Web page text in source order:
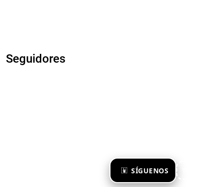
SÍGUENOS
Seguidores